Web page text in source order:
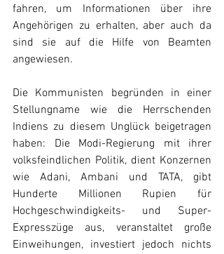
fahren, um Informationen über ihre
Angehörigen zu erhalten, aber auch da
sind sie auf die Hilfe von Beamten
angewiesen.
Die Kommunisten begründen in einer
Stellungname wie die Herrschenden
Indiens zu diesem Unglück beigetragen
haben: Die Modi-Regierung mit ihrer
volksfeindlichen Politik, dient Konzernen
wie Adani, Ambani und TATA, gibt
Hunderte Millionen Rupien für
Hochgeschwindigkeits- und Super-
Expresszüge aus, veranstaltet große
Einweihungen, investiert jedoch nichts